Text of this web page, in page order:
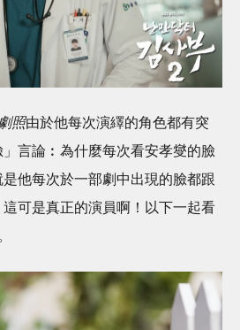
照由於他每次演繹的角色都有突
言論︰為什麼每次看安孝燮的臉
他每次於一部劇中出現的臉都跟
可是真正的演員啊！以下一起看